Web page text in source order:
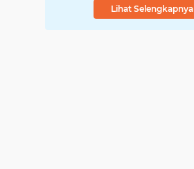
Lihat Selengkapnya